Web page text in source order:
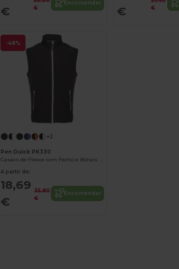
€
€
Encomendar
€
€
-48%
+2
Pen Duick PK330
Casaco de Fleece com Fecho e Bolsos Zip
A partir de:
18,69
€
35,80
€
Encomendar